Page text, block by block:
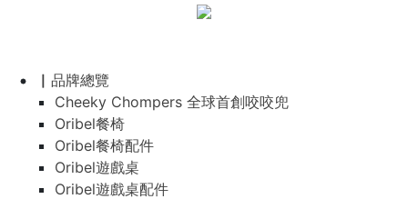
▏品牌總覽
Cheeky Chompers 全球首創咬咬兜
Oribel餐椅
Oribel餐椅配件
Oribel遊戲桌
Oribel遊戲桌配件